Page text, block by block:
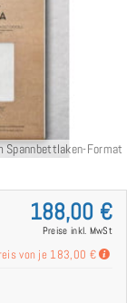
Spannbettlaken-Format
188,00 €
Preise inkl. MwSt
von je 183,00 €